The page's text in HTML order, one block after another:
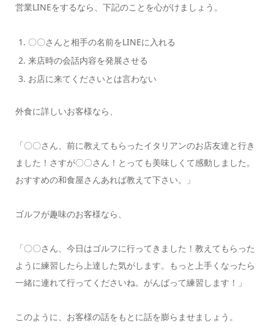
営業LINEをするなら、下記のことを心がけましょう。
〇〇さんと相手の名前をLINEに入れる
来店時の会話内容を発展させる
お店に来てくださいとは言わない
外食に詳しいお客様なら、
「〇〇さん、前に教えてもらったイタリアンのお店友達と行き
ました！さすが〇〇さん！とっても美味しくて感動しました。
おすすめの和食屋さんあれば教えて下さい。」
ゴルフが趣味のお客様なら、
「〇〇さん、今日はゴルフに行ってきました！教えてもらった
ように練習したら上達した気がします。もっと上手くなったら
一緒に連れて行ってくださいね。がんばって練習します！」
このように、お客様の話をもとに話を膨らませましょう。